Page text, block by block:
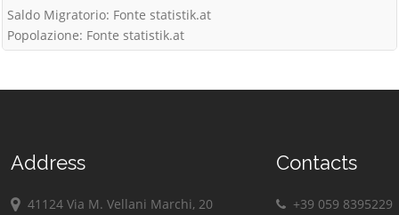
Saldo Migratorio: Fonte statistik.at
Popolazione: Fonte statistik.at
Address
41124 Via M. Vellani Marchi, 20
Contacts
+39 059 8395229